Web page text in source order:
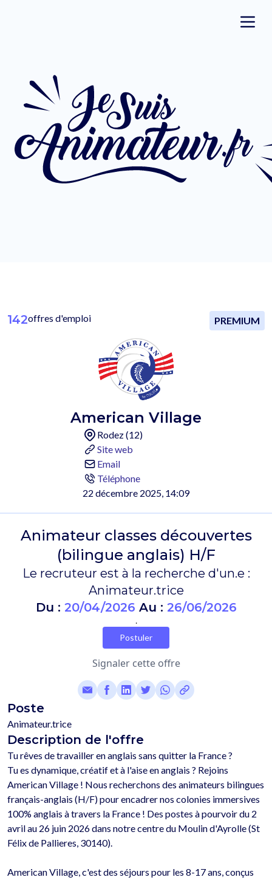
142offres d'emploi PREMIUM
American Village
Rodez (12)
Site web
Email
Téléphone
22 décembre 2025, 14:09
Animateur classes découvertes
(bilingue anglais) H/F
Le recruteur est à la recherche d'un.e :
Animateur.trice
Du : 20/04/2026 Au : 26/06/2026
.
Postuler
Signaler cette offre
Poste
Animateur.trice
Description de l'offre
Tu rêves de travailler en anglais sans quitter la France ?
Tu es dynamique, créatif et à l'aise en anglais ? Rejoins
American Village ! Nous recherchons des animateurs bilingues
français-anglais (H/F) pour encadrer nos colonies immersives
100% anglais à travers la France ! Des postes à pourvoir du 2
avril au 26 juin 2026 dans notre centre du Moulin d'Ayrolle (St
Félix de Pallieres, 30140).
American Village, c'est des séjours pour les 8-17 ans, conçus